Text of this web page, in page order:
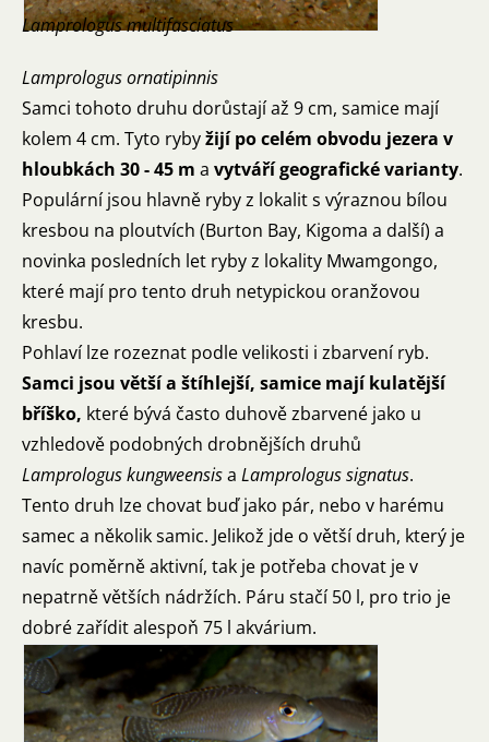
Lamprologus multifasciatus
Lamprologus ornatipinnis
Samci tohoto druhu dorůstají až 9 cm, samice mají
kolem 4 cm. Tyto rybyžijí po celém obvodu jezera v
hloubkách 30 - 45 m a vytváří geografické varianty.
Populární jsou hlavně ryby z lokalit s výraznou bílou
kresbou na ploutvích (Burton Bay, Kigoma a další) a
novinka posledních let ryby z lokality Mwamgongo,
které mají pro tento druh netypickou oranžovou
kresbu.
Pohlaví lze rozeznat podle velikosti i zbarvení ryb.
Samci jsou větší a štíhlejší, samice mají kulatější
bříško, které bývá často duhově zbarvené jako u
vzhledově podobných drobnějších druhů
Lamprologus kungweensisa Lamprologus signatus.
Tento druh lze chovat buď jako pár, nebo v harému
samec a několik samic. Jelikož jde o větší druh, který je
navíc poměrně aktivní, tak je potřeba chovat je v
nepatrně větších nádržích. Páru stačí 50 l, pro trio je
dobré zařídit alespoň 75 l akvárium.